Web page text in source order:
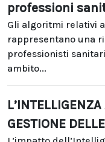
professioni
Gli algoritmi relativi
rappresentano una
professionisti
ambito...
GESTIONE